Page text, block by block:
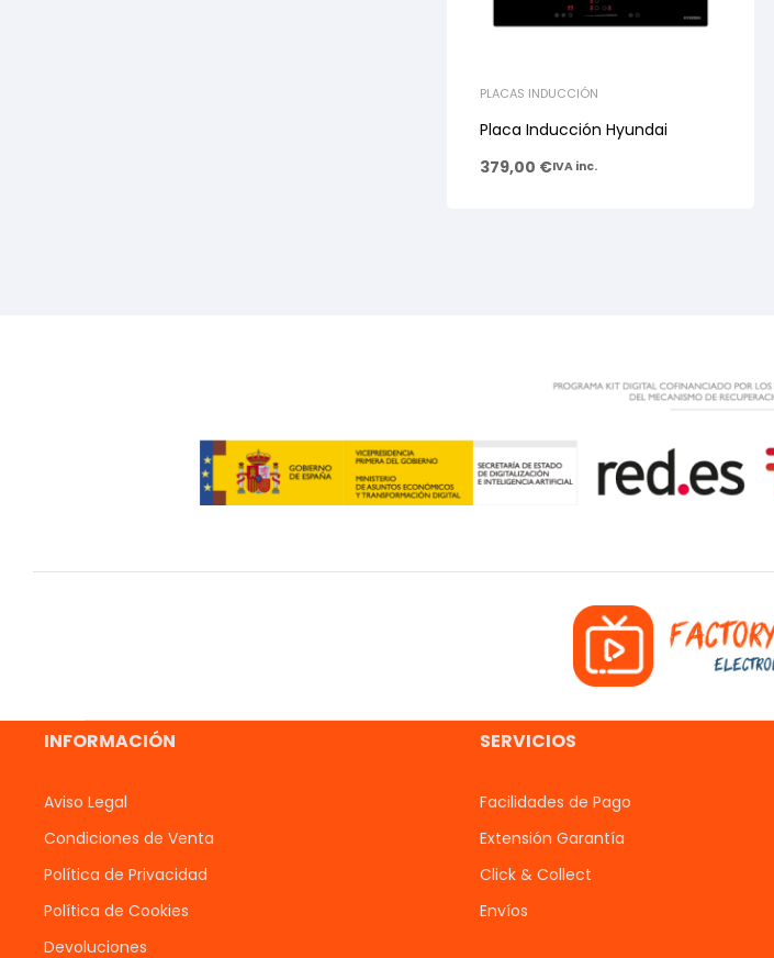
PLACAS INDUCCIÓN
Placa Inducción Hyundai
379,00 €IVA inc.
INFORMACIÓN
Aviso Legal
Condiciones de Venta
Política de Privacidad
Política de Cookies
Devoluciones
SERVICIOS
Facilidades de Pago
Extensión Garantía
Click & Collect
Envíos